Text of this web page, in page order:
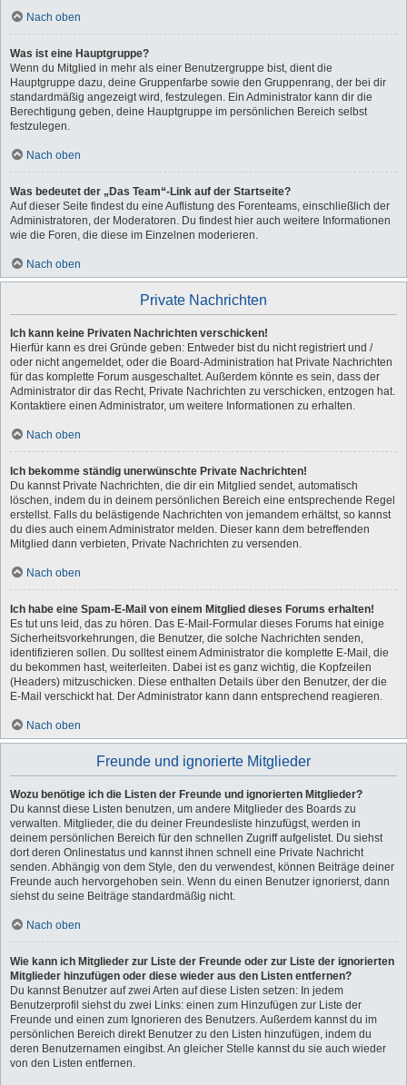
Nach oben
Was ist eine Hauptgruppe?
Wenn du Mitglied in mehr als einer Benutzergruppe bist, dient die
Hauptgruppe dazu, deine Gruppenfarbe sowie den Gruppenrang, der bei dir
standardmäßig angezeigt wird, festzulegen. Ein Administrator kann dir die
Berechtigung geben, deine Hauptgruppe im persönlichen Bereich selbst
festzulegen.
Nach oben
Was bedeutet der „Das Team“-Link auf der Startseite?
Auf dieser Seite findest du eine Auflistung des Forenteams, einschließlich der
Administratoren, der Moderatoren. Du findest hier auch weitere Informationen
wie die Foren, die diese im Einzelnen moderieren.
Nach oben
Private Nachrichten
Ich kann keine Privaten Nachrichten verschicken!
Hierfür kann es drei Gründe geben: Entweder bist du nicht registriert und /
oder nicht angemeldet, oder die Board-Administration hat Private Nachrichten
für das komplette Forum ausgeschaltet. Außerdem könnte es sein, dass der
Administrator dir das Recht, Private Nachrichten zu verschicken, entzogen hat.
Kontaktiere einen Administrator, um weitere Informationen zu erhalten.
Nach oben
Ich bekomme ständig unerwünschte Private Nachrichten!
Du kannst Private Nachrichten, die dir ein Mitglied sendet, automatisch
löschen, indem du in deinem persönlichen Bereich eine entsprechende Regel
erstellst. Falls du belästigende Nachrichten von jemandem erhältst, so kannst
du dies auch einem Administrator melden. Dieser kann dem betreffenden
Mitglied dann verbieten, Private Nachrichten zu versenden.
Nach oben
Ich habe eine Spam-E-Mail von einem Mitglied dieses Forums erhalten!
Es tut uns leid, das zu hören. Das E-Mail-Formular dieses Forums hat einige
Sicherheitsvorkehrungen, die Benutzer, die solche Nachrichten senden,
identifizieren sollen. Du solltest einem Administrator die komplette E-Mail, die
du bekommen hast, weiterleiten. Dabei ist es ganz wichtig, die Kopfzeilen
(Headers) mitzuschicken. Diese enthalten Details über den Benutzer, der die
E-Mail verschickt hat. Der Administrator kann dann entsprechend reagieren.
Nach oben
Freunde und ignorierte Mitglieder
Wozu benötige ich die Listen der Freunde und ignorierten Mitglieder?
Du kannst diese Listen benutzen, um andere Mitglieder des Boards zu
verwalten. Mitglieder, die du deiner Freundesliste hinzufügst, werden in
deinem persönlichen Bereich für den schnellen Zugriff aufgelistet. Du siehst
dort deren Onlinestatus und kannst ihnen schnell eine Private Nachricht
senden. Abhängig von dem Style, den du verwendest, können Beiträge deiner
Freunde auch hervorgehoben sein. Wenn du einen Benutzer ignorierst, dann
siehst du seine Beiträge standardmäßig nicht.
Nach oben
Wie kann ich Mitglieder zur Liste der Freunde oder zur Liste der ignorierten
Mitglieder hinzufügen oder diese wieder aus den Listen entfernen?
Du kannst Benutzer auf zwei Arten auf diese Listen setzen: In jedem
Benutzerprofil siehst du zwei Links: einen zum Hinzufügen zur Liste der
Freunde und einen zum Ignorieren des Benutzers. Außerdem kannst du im
persönlichen Bereich direkt Benutzer zu den Listen hinzufügen, indem du
deren Benutzernamen eingibst. An gleicher Stelle kannst du sie auch wieder
von den Listen entfernen.